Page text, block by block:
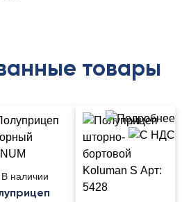
товары
В наличии